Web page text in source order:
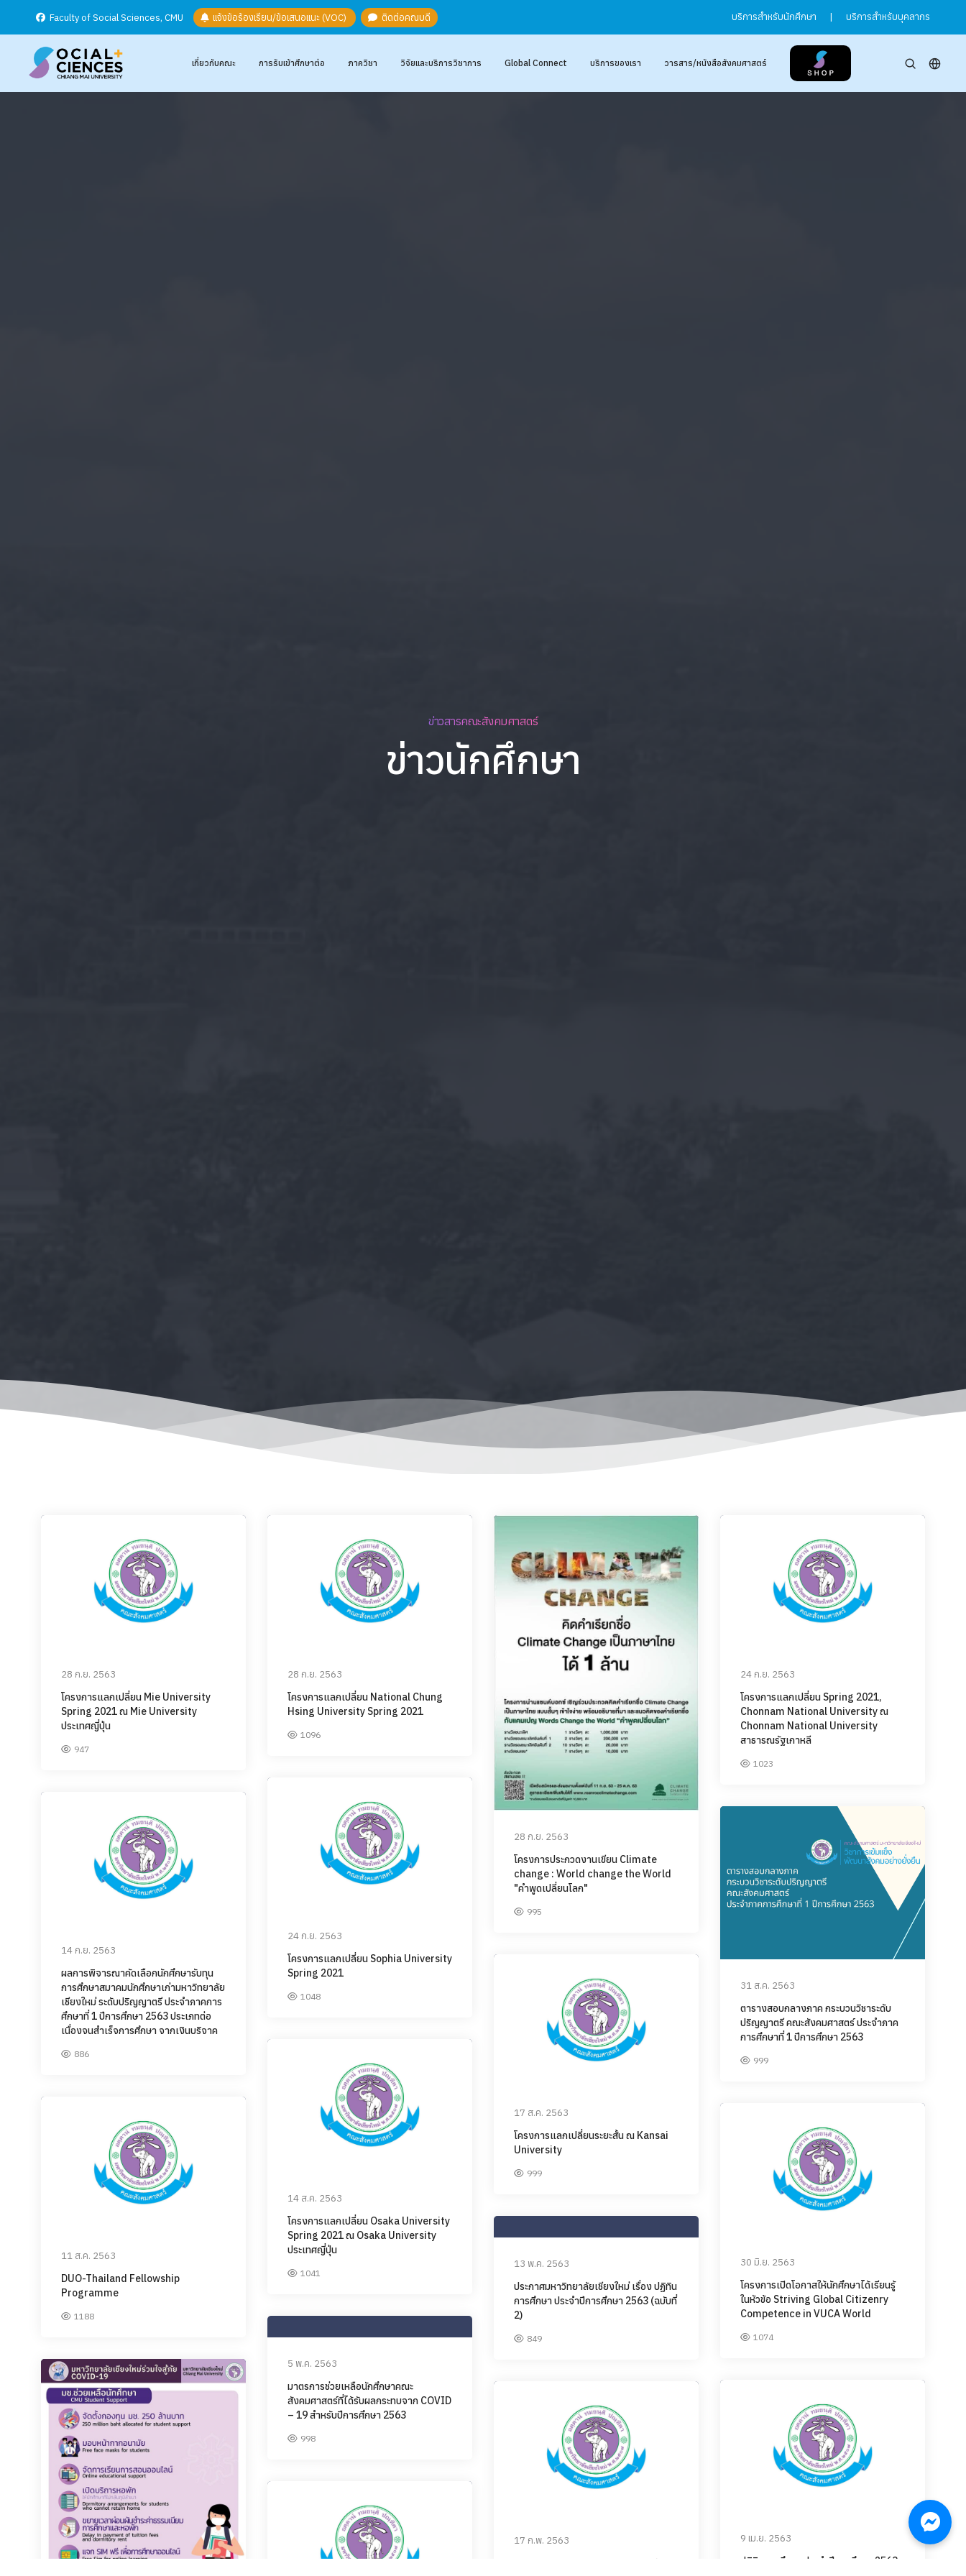
Faculty of Social Sciences, CMU แจ้งข้อร้องเรียน/ข้อเสนอแนะ (VOC) ติดต่อคณบดี บริการสำหรับนักศึกษา | บริการสำหรับบุคลากร
เกี่ยวกับคณะ การรับเข้าศึกษาต่อ ภาควิชา วิจัยและบริการวิชาการ Global Connect บริการของเรา วารสาร/หนังสือสังคมศาสตร์
ข่าวสารคณะสังคมศาสตร์
ข่าวนักศึกษา
28 ก.ย. 2563
โครงการแลกเปลี่ยน Mie University
Spring 2021 ณ Mie University
ประเทศญี่ปุ่น
947
28 ก.ย. 2563
โครงการแลกเปลี่ยน National Chung
Hsing University Spring 2021
1096
28 ก.ย. 2563
โครงการประกวดงานเขียน Climate
change : World change the World
"คำพูดเปลี่ยนโลก"
995
24 ก.ย. 2563
โครงการแลกเปลี่ยน Spring 2021,
Chonnam National University ณ
Chonnam National University
สาธารณรัฐเกาหลี
1023
24 ก.ย. 2563
โครงการแลกเปลี่ยน Sophia University
Spring 2021
1048
14 ก.ย. 2563
ผลการพิจารณาคัดเลือกนักศึกษารับทุน
การศึกษาสมาคมนักศึกษาเก่ามหาวิทยาลัย
เชียงใหม่ ระดับปริญญาตรี ประจำภาคการ
ศึกษาที่ 1 ปีการศึกษา 2563 ประเภทต่อ
เนื่องจนสำเร็จการศึกษา จากเงินบริจาค
886
31 ส.ค. 2563
ตารางสอบกลางภาค กระบวนวิชาระดับ
ปริญญาตรี คณะสังคมศาสตร์ ประจำภาค
การศึกษาที่ 1 ปีการศึกษา 2563
999
17 ส.ค. 2563
โครงการแลกเปลี่ยนระยะสั้น ณ Kansai
University
999
14 ส.ค. 2563
โครงการแลกเปลี่ยน Osaka University
Spring 2021 ณ Osaka University
ประเทศญี่ปุ่น
1041
11 ส.ค. 2563
DUO-Thailand Fellowship
Programme
1188
30 มิ.ย. 2563
โครงการเปิดโอกาสให้นักศึกษาได้เรียนรู้
ในหัวข้อ Striving Global Citizenry
Competence in VUCA World
1074
13 พ.ค. 2563
ประกาศมหาวิทยาลัยเชียงใหม่ เรื่อง ปฏิทิน
การศึกษา ประจำปีการศึกษา 2563 (ฉบับที่
2)
849
5 พ.ค. 2563
มาตรการช่วยเหลือนักศึกษาคณะ
สังคมศาสตร์ที่ได้รับผลกระทบจาก COVID
– 19 สำหรับปีการศึกษา 2563
998
9 เม.ย. 2563
ปฏิทินการศึกษา ประจำปีการศึกษา 2563
17 ก.พ. 2563